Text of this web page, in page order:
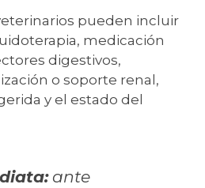
pueden incluir
medicación
digestivos,
o soporte renal,
y el estado del
ante